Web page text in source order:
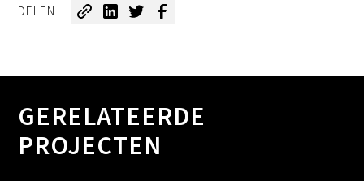
DELEN
GERELATEERDE
PROJECTEN